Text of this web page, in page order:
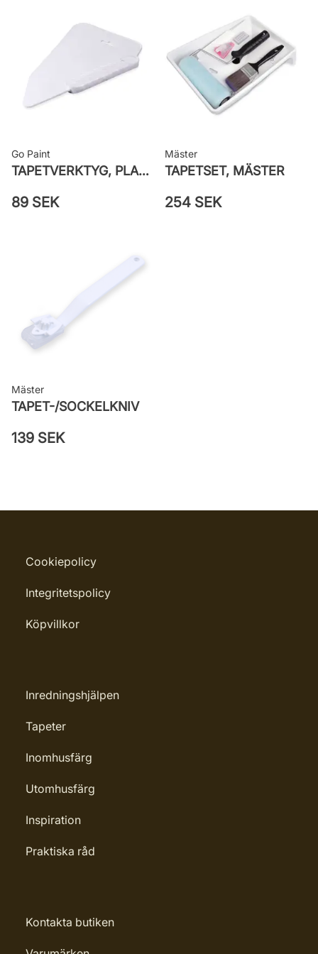
väggen
Leverantörens artikelnummer: 385-
Go Paint
TAPETVERKTYG, PLAST GO PAINT
89 SEK
Mäster
TAPETSET, MÄSTER
254 SEK
Mäster
TAPET-/SOCKELKNIV
139 SEK
Cookiepolicy
Integritetspolicy
Köpvillkor
Inredningshjälpen
Tapeter
Inomhusfärg
Utomhusfärg
Inspiration
Praktiska råd
Kontakta butiken